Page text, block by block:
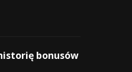
bonusów